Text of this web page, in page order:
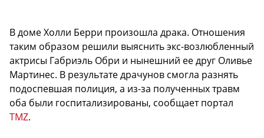
В доме Холли Берри произошла драка. Отношения
таким образом решили выяснить экс-возлюбленный
актрисы Габриэль Обри и нынешний ее друг Оливье
Мартинес. В результате драчунов смогла разнять
подоспевшая полиция, а из-за полученных травм
оба были госпитализированы, сообщает портал
TMZ.